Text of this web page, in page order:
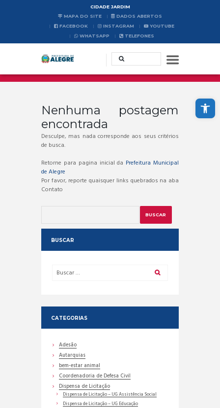
Abrir a barra de ferramentas
CIDADE JARDIM
MAPA DO SITE
DADOS ABERTOS
FACEBOOK
INSTAGRAM
YOUTUBE
WHATSAPP
TELEFONES
Nenhuma postagem
encontrada
Desculpe, mas nada corresponde aos seus critérios
de busca.
Retorne para pagina inicial da Prefeitura Municipal
de Alegre
Por favor, reporte quaisquer links quebrados na aba
Contato
BUSCAR
CATEGORIAS
Adesão
Autarquias
bem-estar animal
Coordenadoria de Defesa Civil
Dispensa de Licitação
Dispensa de Licitação – UG Assistência Social
Dispensa de Licitação – UG Educação